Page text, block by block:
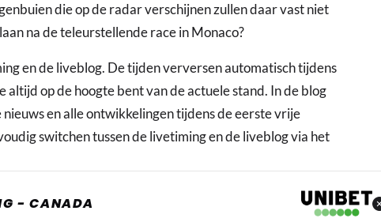
die op de radar verschijnen zullen daar vast niet
na de teleurstellende race in Monaco?
en de liveblog. De tijden verversen automatisch tijdens
op de hoogte bent van de actuele stand. In de blog
en alle ontwikkelingen tijdens de eerste vrije
switchen tussen de livetiming en de liveblog via het
- CANADA